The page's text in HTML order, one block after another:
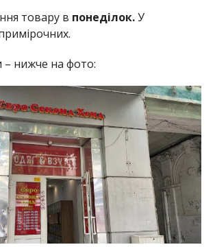
товару в понеділок.У
– нижче на фото: